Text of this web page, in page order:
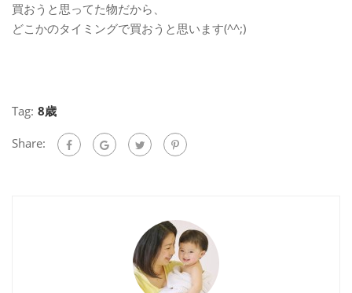
買おうと思ってた物だから、
どこかのタイミングで買おうと思います(^^;)
Tag: 8歳
Share: